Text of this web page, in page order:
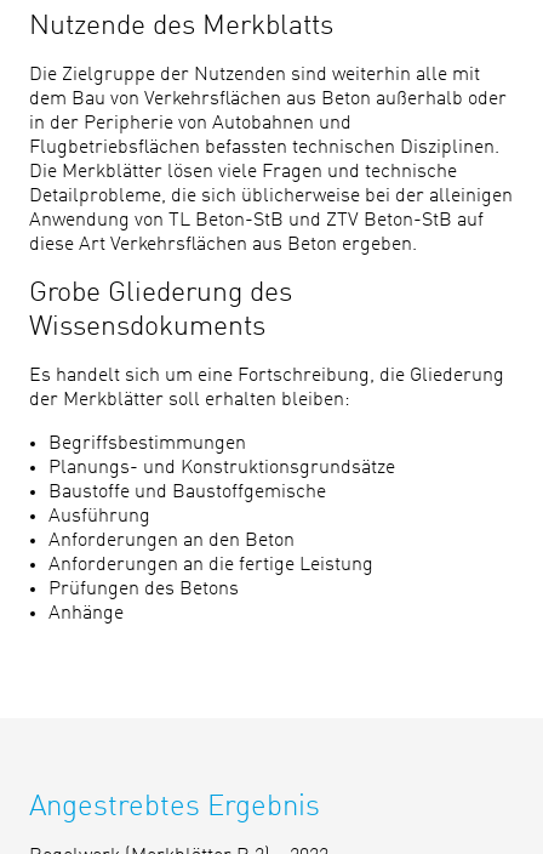
Nutzende des Merkblatts
Die Zielgruppe der Nutzenden sind weiterhin alle mit
dem Bau von Verkehrsflächen aus Beton außerhalb oder
in der Peripherie von Autobahnen und
Flugbetriebsflächen befassten technischen Disziplinen.
Die Merkblätter lösen viele Fragen und technische
Detailprobleme, die sich üblicherweise bei der alleinigen
Anwendung von TL Beton-StB und ZTV Beton-StB auf
diese Art Verkehrsflächen aus Beton ergeben.
Grobe Gliederung des
Wissensdokuments
Es handelt sich um eine Fortschreibung, die Gliederung
der Merkblätter soll erhalten bleiben:
Begriffsbestimmungen
Planungs- und Konstruktionsgrundsätze
Baustoffe und Baustoffgemische
Ausführung
Anforderungen an den Beton
Anforderungen an die fertige Leistung
Prüfungen des Betons
Anhänge
Angestrebtes Ergebnis